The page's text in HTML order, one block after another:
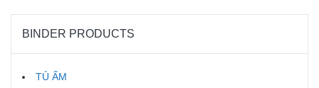
BINDER PRODUCTS
TỦ ẤM